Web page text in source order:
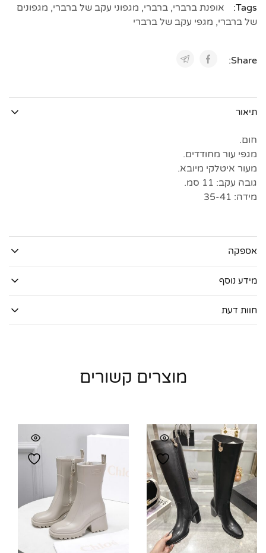
Tags:
אופנת ברברי, ברברי, מגפוני עקב של ברברי, מגפונים
של ברברי, מגפי עקב של ברברי
Share:
תיאור
חום.
מגפי עור מחודדים.
מעור איטלקי מיובא.
גובה עקב: 11 סמ.
מידה: 35-41
אספקה
מידע נוסף
חוות דעת
מוצרים קשורים